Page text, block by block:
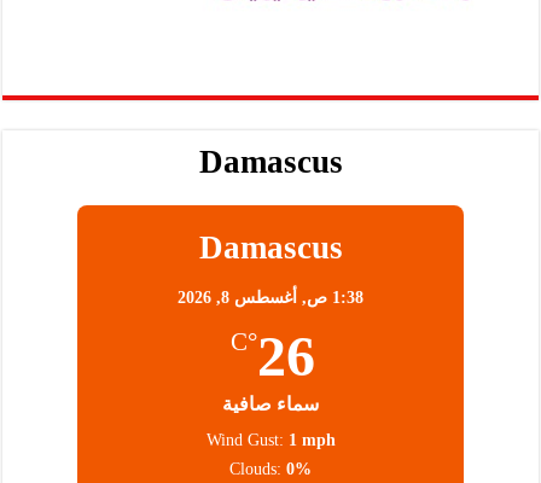
Damascus
Damascus
1:38 ص, أغسطس 8, 2026
26
°C
سماء صافية
Wind Gust: 1 mph
Clouds: 0%